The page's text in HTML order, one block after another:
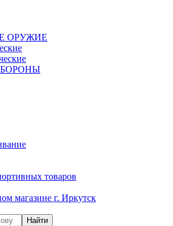
ОРУЖИЕ
товаров
магазине г. Иркутск
Найти